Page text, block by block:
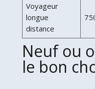
Voyageur
longue
distance
Neuf ou
le bon